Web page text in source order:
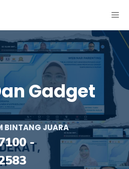
Gadget
BINTANG JUARA
-